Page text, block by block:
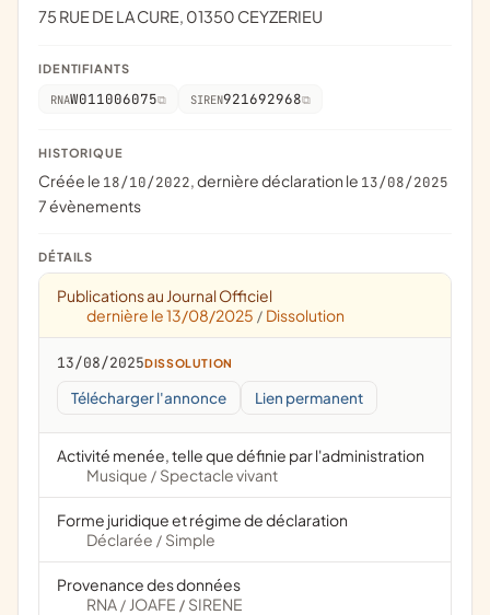
75 RUE DE LA CURE, 01350 CEYZERIEU
IDENTIFIANTS
RNAW011006075 SIREN921692968
HISTORIQUE
Créée le 18/10/2022, dernière déclaration le 13/08/2025
7 évènements
DÉTAILS
Publications au Journal Officiel
dernière le 13/08/2025 / Dissolution
13/08/2025DISSOLUTION
Télécharger l'annonce Lien permanent
Activité menée, telle que définie par l'administration
Musique / Spectacle vivant
Forme juridique et régime de déclaration
Déclarée / Simple
Provenance des données
RNA / JOAFE / SIRENE